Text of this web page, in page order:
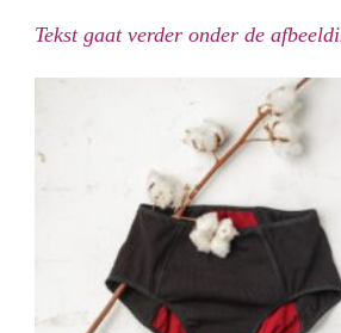
Tekst gaat verder onder de